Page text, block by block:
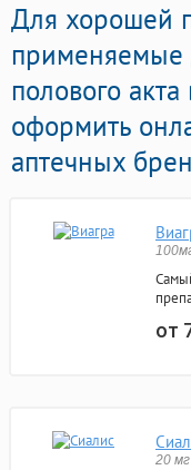
Для хорошей
применяемые
полового
оформить
аптечных
от
20 мг